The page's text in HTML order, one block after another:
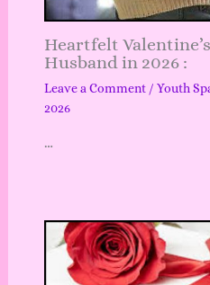
Heartfelt
Husband in 2026 :
Leave a Comment / Youth
2026
…